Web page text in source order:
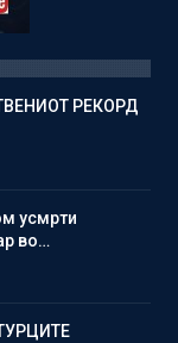
РЕКОРД
усмрти
во…